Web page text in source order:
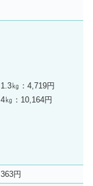
1.3㎏：4,719円
4㎏：10,164円
363円